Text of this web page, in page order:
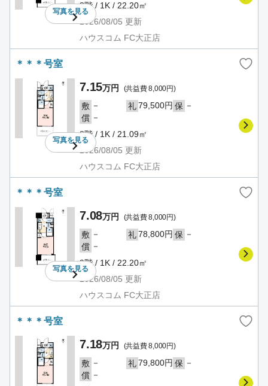
写真を見る
8階 / 1K / 22.20㎡
2026/08/05 更新
ハウスコム FC大正店
＊＊＊号室
写真を見る
7.15万円 (共益費 8,000円)
敷 － 礼79,500円 保 －
償 －
8階 / 1K / 21.09㎡
2026/08/05 更新
ハウスコム FC大正店
＊＊＊号室
写真を見る
7.08万円 (共益費 8,000円)
敷 － 礼78,800円 保 －
償 －
9階 / 1K / 22.20㎡
2026/08/05 更新
ハウスコム FC大正店
＊＊＊号室
7.18万円 (共益費 8,000円)
敷 － 礼79,800円 保 －
償 －